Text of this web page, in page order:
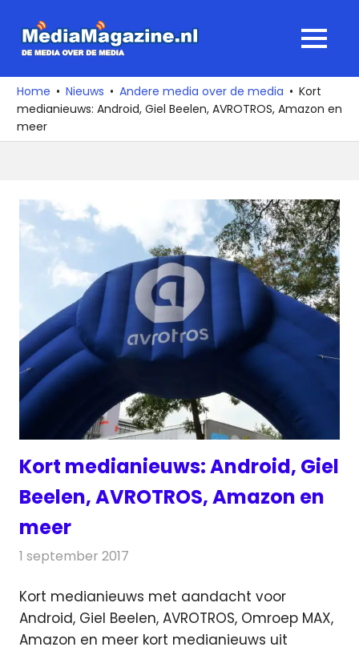
naar
media
over
de
media
MENU
Home Nieuws Andere media over de media
Kort
medianieuws: Android, Giel Beelen, AVROTROS, Amazon en
meer
Kort medianieuws: Android, Giel
Beelen, AVROTROS, Amazon en
meer
1 september 2017
Kort medianieuws met aandacht voor
Android, Giel Beelen, AVROTROS, Omroep MAX,
Amazon en meer kort medianieuws uit